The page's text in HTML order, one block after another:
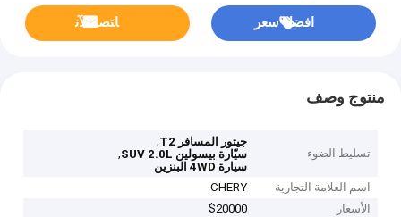
افضل سعر ﺎﺘﺼﻟ ﺍﻶﻧ
منتوج وصف
تسليط الضوء
جيتور المسافر T2
,
سيّارة بيسولين SUV 2.0L
,
سيارة 4WD البنزين
اسم العلامة التجارية
CHERY
الأسعار
$20000